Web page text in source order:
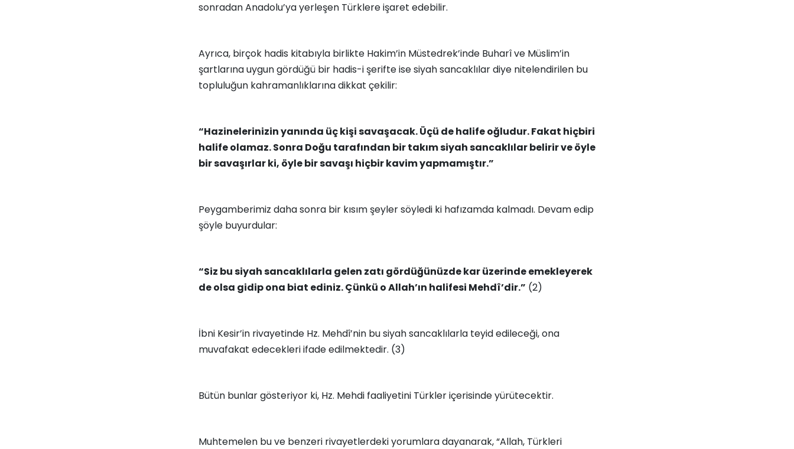
sonradan Anadolu’ya yerleşen Türklere işaret edebilir.
Ayrıca, birçok hadis kitabıyla birlikte Hakim’in Müstedrek’inde Buharî ve Müslim’in
şartlarına uygun gördüğü bir hadis-i şerifte ise siyah sancaklılar diye nitelendirilen bu
topluluğun kahramanlıklarına dikkat çekilir:
“Hazinelerinizin yanında üç kişi savaşacak. Üçü de halife oğludur. Fakat hiçbiri
halife olamaz. Sonra Doğu tarafından bir takım siyah sancaklılar belirir ve öyle
bir savaşırlar ki, öyle bir savaşı hiçbir kavim yapmamıştır.”
Peygamberimiz daha sonra bir kısım şeyler söyledi ki hafızamda kalmadı. Devam edip
şöyle buyurdular:
“Siz bu siyah sancaklılarla gelen zatı gördüğünüzde kar üzerinde emekleyerek
de olsa gidip ona biat ediniz. Çünkü o Allah’ın halifesi Mehdî’dir.” (2)
İbni Kesir’in rivayetinde Hz. Mehdî’nin bu siyah sancaklılarla teyid edileceği, ona
muvafakat edecekleri ifade edilmektedir. (3)
Bütün bunlar gösteriyor ki, Hz. Mehdi faaliyetini Türkler içerisinde yürütecektir.
Muhtemelen bu ve benzeri rivayetlerdeki yorumlara dayanarak, “Allah, Türkleri